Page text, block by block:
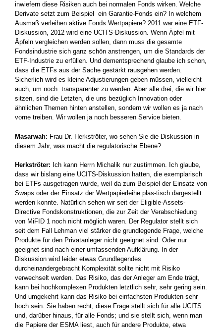
inwiefern diese Risiken auch bei normalen Fonds wirken. Welche
Derivate setzt zum Beispiel ein Garantie-Fonds ein? In welchem
Ausmaß verleihen aktive Fonds Wertpapiere? 2011 war eine ETF-
Diskussion, 2012 wird eine UCITS-Diskussion. Wenn Äpfel mit
Äpfeln vergleichen werden sollen, dann muss die gesamte
Fondsindustrie sich ganz schön anstrengen, um die Standards der
ETF-Industrie zu erfüllen. Und dementsprechend glaube ich schon,
dass die ETFs aus der Sache gestärkt rausgehen werden.
Sicherlich wird es kleine Adjustierungen geben müssen, vielleicht
auch, um noch transparenter zu werden. Aber alle drei, die wir hier
sitzen, sind die Letzten, die uns bezüglich Innovation oder
ähnlichen Themen hinten anstellen, sondern wir wollen es ja nach
vorne treiben. Wir wollen ja noch besseren Service bieten.
Masarwah: Frau Dr. Herkströter, wo sehen Sie die Diskussion in
diesem Jahr, was macht die regulatorische Ebene?
Herkströter: Ich kann Herrn Michalik nur zustimmen. Ich glaube,
dass wir bislang eine UCITS-Diskussion hatten, die exemplarisch
bei ETFs ausgetragen wurde, weil da zum Beispiel der Einsatz von
Swaps oder der Einsatz der Wertpapierleihe plas-tisch dargestellt
werden konnte. Natürlich sehen wir seit der Eligible-Assets-
Directive Fondskonstruktionen, die zur Zeit der Verabschiedung
von MiFID 1 noch nicht möglich waren. Der Regulator stellt sich
seit dem Fall Lehman viel stärker die grundlegende Frage, welche
Produkte für den Privatanleger nicht geeignet sind. Oder nur
geeignet sind nach einer umfassenden Aufklärung. In der
Diskussion wird leider etwas Grundlegendes
durcheinandergebracht Komplexität sollte nicht mit Risiko
verwechselt werden. Das Risiko, das der Anleger am Ende trägt,
kann bei hochkomplexen Produkten letztlich sehr, sehr gering sein.
Und umgekehrt kann das Risiko bei einfachsten Produkten sehr
hoch sein. Sie haben recht, diese Frage stellt sich für alle UCITS
und, darüber hinaus, für alle Fonds; und sie stellt sich, wenn man
die Papiere der ESMA liest, auch für andere Produkte, etwa